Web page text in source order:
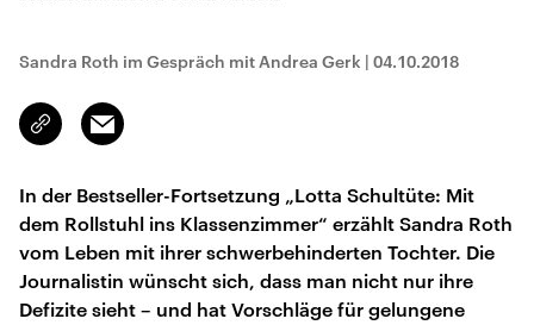
Sandra Roth im Gespräch mit Andrea Gerk | 04.10.2018
Link
kopieren/teilen
Email
In der Bestseller-Fortsetzung „Lotta Schultüte: Mit
dem Rollstuhl ins Klassenzimmer“ erzählt Sandra Roth
vom Leben mit ihrer schwerbehinderten Tochter. Die
Journalistin wünscht sich, dass man nicht nur ihre
Defizite sieht – und hat Vorschläge für gelungene